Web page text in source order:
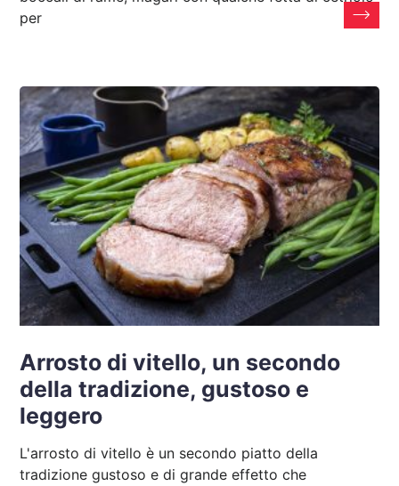
per
Arrosto di vitello, un secondo
della tradizione, gustoso e
leggero
L'arrosto di vitello è un secondo piatto della
tradizione gustoso e di grande effetto che